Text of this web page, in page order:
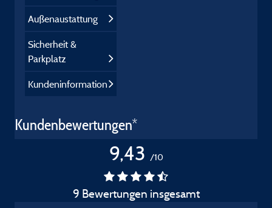
Außenaustattung
Sicherheit &
Parkplatz
Kundeninformation
Kundenbewertungen*
9,43 /10
9 Bewertungen insgesamt